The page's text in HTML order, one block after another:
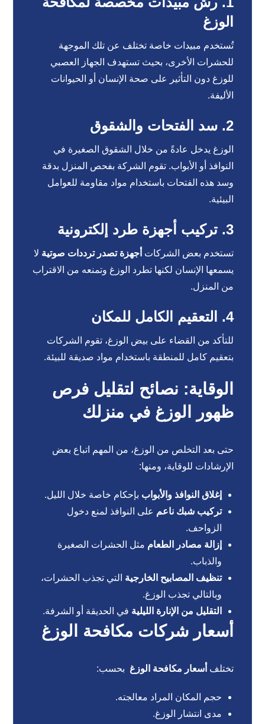
الوزغ
تُستخدم مبيدات خاصة تختلف عن تلك الموجهة
للحشرات الأخرى، بحيث تستهدف الجهاز العصبي
للوزغ دون التأثير على صحة الإنسان أو الحيوانات
الأليفة.
2. سد الفتحات والشقوق
الوزغ يدخل عادةً من خلال الشقوق الصغيرة في
النوافذ أو الأبواب. تقوم الشركة بفحص المنزل بدقة
وسد هذه الفتحات باستخدام مواد مقاومة للعوامل
البيئية.
3. تركيب أجهزة طرد إلكترونية
تستخدم بعض الشركات أجهزة تصدر ترددات صوتية لا
يسمعها الإنسان لكنها تطرد الوزغ وتمنعه من الاقتراب
من المنزل.
4. التعقيم الكامل للمكان
للتأكد من القضاء على بيض الوزغ، تقوم الشركات
بتعقيم كامل للمنطقة باستخدام مواد صديقة للبيئة.
الوقاية: نصائح لتقليل فرص
ظهور الوزغ في منزلك
حتى بعد التخلص من الوزغ، من المهم اتباع بعض
الإرشادات للوقاية، ومنها:
إغلاق النوافذ والأبواب بإحكام خاصة خلال الليل.
تركيب شبك ناعم على النوافذ لمنع دخول
الزواحف.
إزالة مصادر الطعام مثل الحشرات الصغيرة
والذباب.
تنظيف المصابيح الخارجية التي تجذب الحشرات،
وبالتالي تجذب الوزغ.
التقليل من الإنارة الليلية في الحديقة أو الشرفة.
أسعار شركات مكافحة الوزغ
تختلف أسعار مكافحة الوزغ بحسب:
حجم المكان المراد معالجته.
مدى انتشار الوزغ.